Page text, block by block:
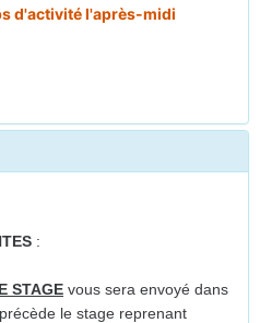
d'activité l'après-midi
:
STAGE vous sera envoyé dans
le stage reprenant